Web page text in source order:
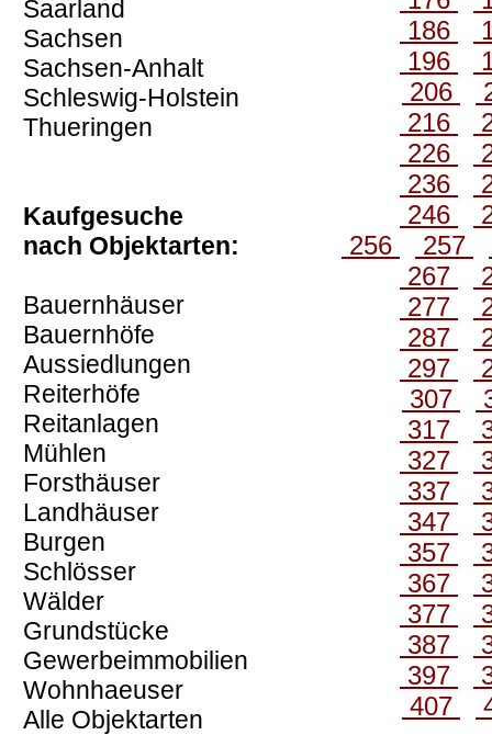
Saarland
Sachsen
Sachsen-Anhalt
Schleswig-Holstein
Thueringen
Kaufgesuche
nach Objektarten:
Bauernhäuser
Bauernhöfe
Aussiedlungen
Reiterhöfe
Reitanlagen
Mühlen
Forsthäuser
Landhäuser
Burgen
Schlösser
Wälder
Grundstücke
Gewerbeimmobilien
Wohnhaeuser
Alle Objektarten
186
196
206
216
226
236
246
256
257
267
277
287
297
307
317
327
337
347
357
367
377
387
397
407